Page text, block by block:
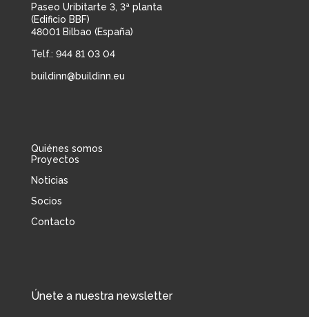
Paseo Uribitarte 3, 3ª planta
(Edificio BBF)
48001 Bilbao (España)
Telf.: 944 81 03 04
buildinn@buildinn.eu
Quiénes somos
Proyectos
Noticias
Socios
Contacto
Únete a nuestra newsletter